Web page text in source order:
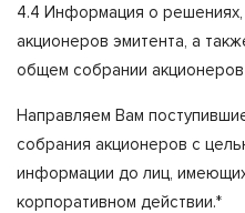
4.4 Информация о
акционеров эмитента, а
общем собрании акционеров
Направляем Вам
собрания акционеров с
информации до лиц,
корпоративном действии.*